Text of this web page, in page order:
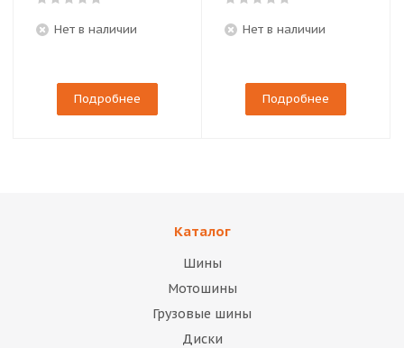
Нет в наличии
Подробнее
Нет в наличии
Подробнее
Каталог
Шины
Мотошины
Грузовые шины
Диски